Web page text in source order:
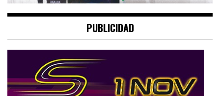
PUBLICIDAD